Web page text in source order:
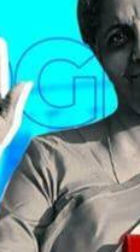
భారతదేశ
పెట్టారు.
భారత్
భారత్